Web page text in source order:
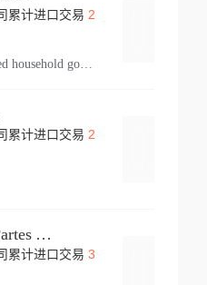
累计进口交易 2
personal effect,used household goods
累计进口交易 2
Dpm Draexlmaier Partes Automotrices Corr Ind Huejotzingo
累计进口交易 3